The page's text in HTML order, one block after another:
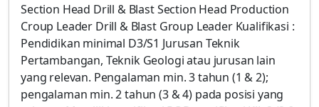
Section Head Drill & Blast Section Head Production
Croup Leader Drill & Blast Group Leader Kualifikasi :
Pendidikan minimal D3/S1 Jurusan Teknik
Pertambangan, Teknik Geologi atau jurusan lain
yang relevan. Pengalaman min. 3 tahun (1 & 2);
pengalaman min. 2 tahun (3 & 4) pada posisi yang